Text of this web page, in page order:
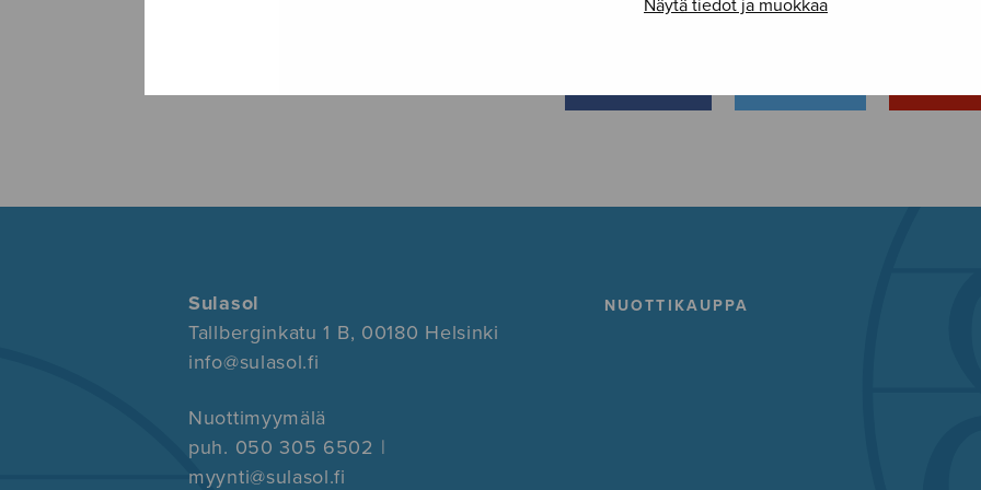
Näytä tiedot ja muokkaa
Sulasol
Tallberginkatu 1 B, 00180 Helsinki
info@sulasol.fi
Nuottimyymälä
puh. 050 305 6502 |
myynti@sulasol.fi
NUOTTIKAUPPA